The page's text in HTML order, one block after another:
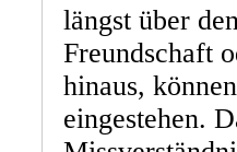
längst über
Freundschaft
hinaus,
eingestehen.